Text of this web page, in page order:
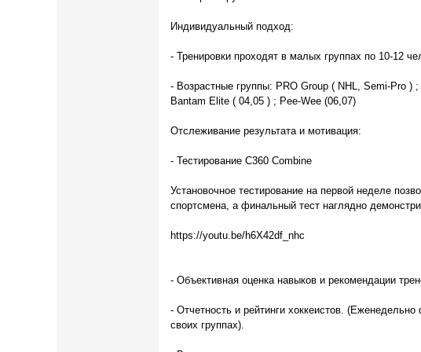
Индивидуальный подход:
- Тренировки проходят в малых группах по 10-12
- Возрастные группы: PRO Group ( NHL, Semi-Pro
Bantam Elite ( 04,05 ) ; Pee-Wee (06,07)
Отслеживание результата и мотивация:
- Тестирование C360 Combine
Установочное тестирование на первой неделе
спортсмена, а финальный тест наглядно
https://youtu.be/h6X42df_nhc
- Объективная оценка навыков и рекомендации
- Отчетность и рейтинги хоккеистов.
своих группах).